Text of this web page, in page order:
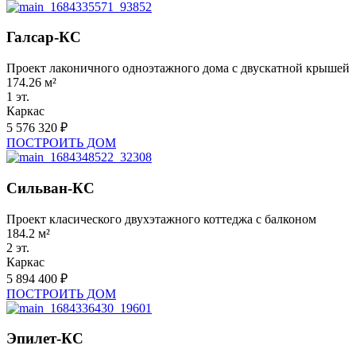
Галсар-КС
Проект лаконичного одноэтажного дома с двускатной крышей
174.26 м²
1 эт.
Каркас
5 576 320 ₽
ПОСТРОИТЬ ДОМ
Сильван-КС
Проект класического двухэтажного коттеджа с балконом
184.2 м²
2 эт.
Каркас
5 894 400 ₽
ПОСТРОИТЬ ДОМ
Эпилет-КС